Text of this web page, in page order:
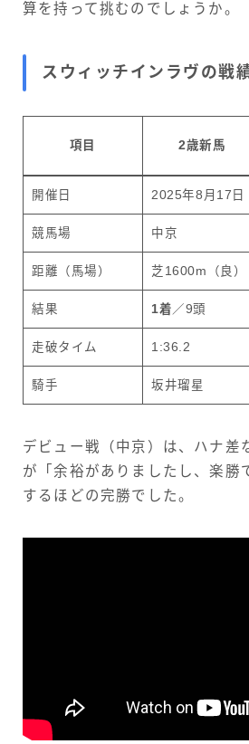
算を持って挑むのでしょうか。
スウィッチインラヴの戦
項目 2歳新馬
開催日 2025年8月17日
競馬場 中京
距離（馬場） 芝1600m（良）
結果 1着 ／9頭
走破タイム 1:36.2
騎手 坂井瑠星
デビュー戦（中京）は、ハナ差
が「余裕がありましたし、楽勝
するほどの完勝でした。